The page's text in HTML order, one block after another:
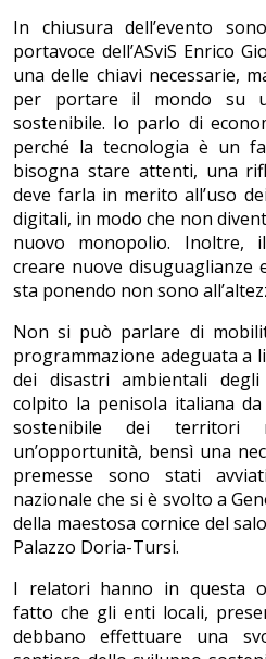
In chiusura dell’evento
portavoce dell’ASviS Enrico
una delle chiavi necessarie,
per portare il mondo su
sostenibile. Io parlo di
perché la tecnologia è un
bisogna stare attenti, una
deve farla in merito all’uso
digitali, in modo che non
nuovo monopolio. Inoltre,
creare nuove disuguaglianze
sta ponendo non sono
Non si può parlare di
programmazione adeguata a
dei disastri ambientali
colpito la penisola italiana
sostenibile dei territori
un’opportunità, bensì una
premesse sono stati
nazionale che si è svolto a
della maestosa cornice del
Palazzo Doria-Tursi.
I relatori hanno in questa
fatto che gli enti locali,
debbano effettuare una